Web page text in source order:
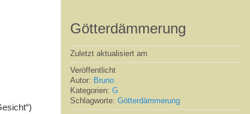
Götterdämmerung
Zuletzt aktualisiert am
Veröffentlicht
Autor: Bruno
Kategorien: G
Schlagworte: Götterdämmerung